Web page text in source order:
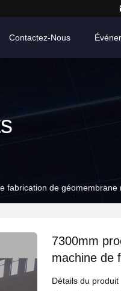
Contactez-Nous
fabrication de
7300mm
machine de
Détails du produit